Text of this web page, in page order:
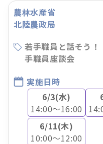
農林水産省
北陸農政局
若手職員と話そう
手職員座談会
実施日時
6/3(水)
14:00～16:00
6/11(木)
10:00～12:00